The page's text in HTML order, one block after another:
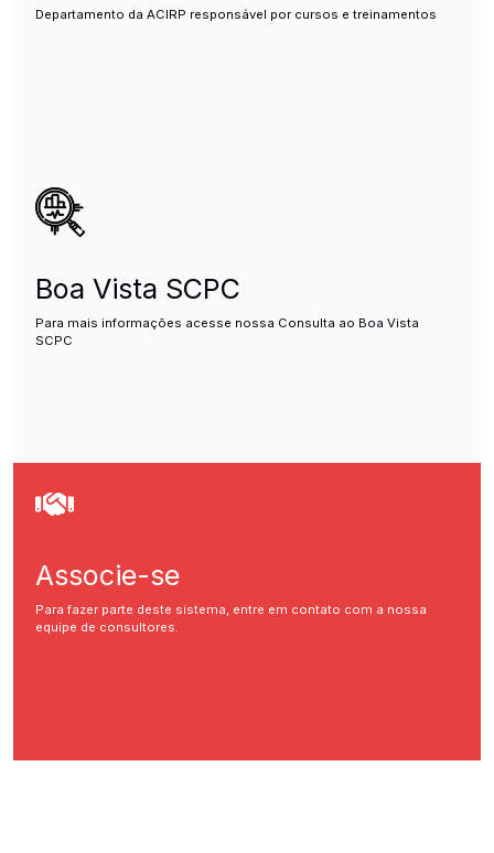
Departamento da ACIRP responsável por cursos e treinamentos
Boa Vista SCPC
Para mais informações acesse nossa Consulta ao Boa Vista
SCPC
Associe-se
Para fazer parte deste sistema, entre em contato com a nossa
equipe de consultores.